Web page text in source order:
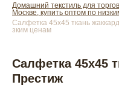
Домашний текстиль для
Москве, купить оптом по
Салфетка 45х45 ткань
зким ценам
Салфетка 45х45
Престиж